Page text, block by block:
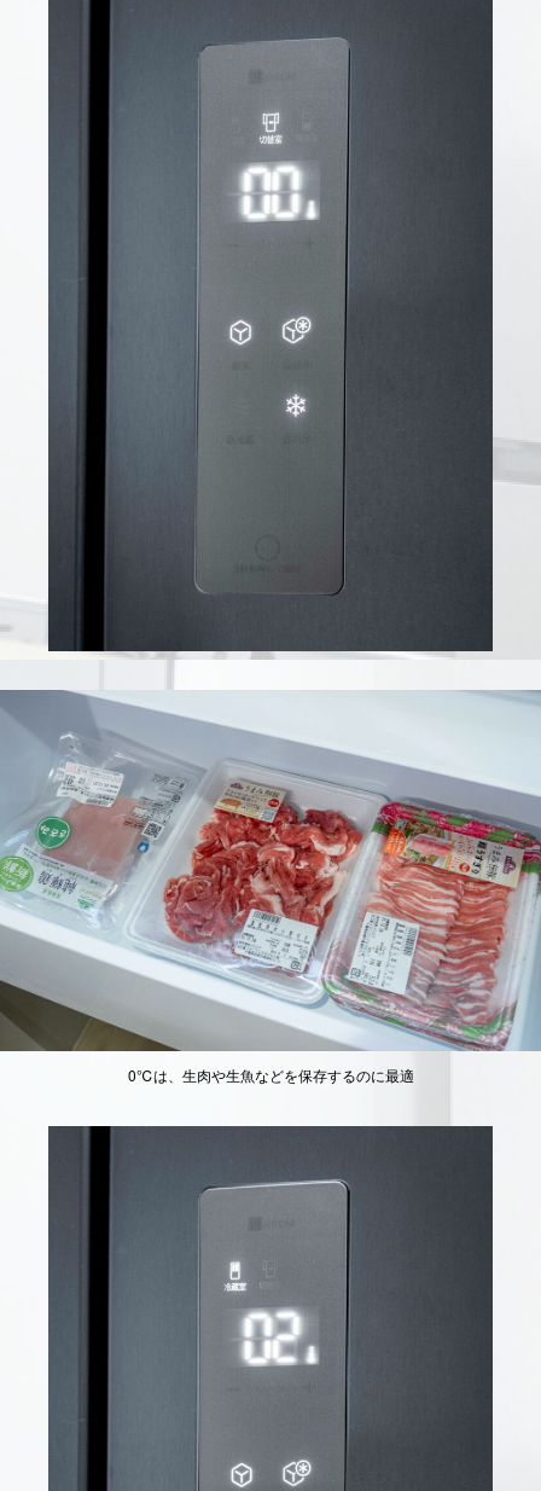
0℃は、生肉や生魚などを保存するのに最適